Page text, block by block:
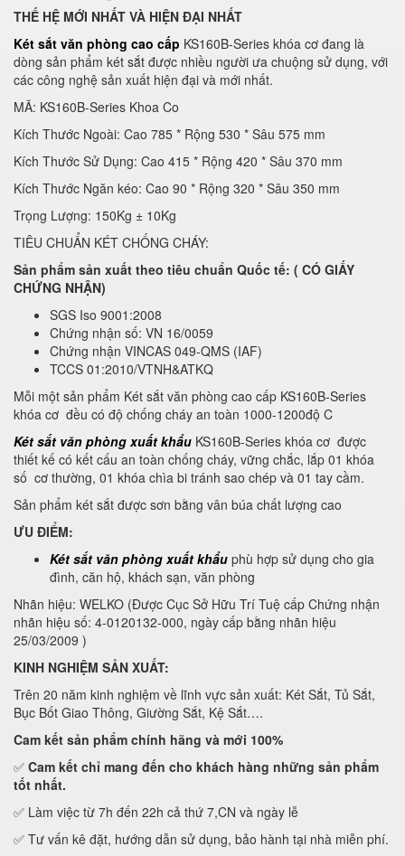
THẾ HỆ MỚI NHẤT VÀ HIỆN ĐẠI NHẤT
Két sắt văn phòng cao cấp KS160B-Series khóa cơ đang là
dòng sản phẩm két sắt được nhiều người ưa chuộng sử dụng, với
các công nghệ sản xuất hiện đại và mới nhất.
MÃ: KS160B-Series Khoa Co
Kích Thước Ngoài: Cao 785 * Rộng 530 * Sâu 575 mm
Kích Thước Sử Dụng: Cao 415 * Rộng 420 * Sâu 370 mm
Kích Thước Ngăn kéo: Cao 90 * Rộng 320 * Sâu 350 mm
Trọng Lượng: 150Kg ± 10Kg
TIÊU CHUẨN KÉT CHỐNG CHÁY:
Sản phẩm sản xuất theo tiêu chuẩn Quốc tế: ( CÓ GIẤY
CHỨNG NHẬN)
SGS Iso 9001:2008
Chứng nhận số: VN 16/0059
Chứng nhận VINCAS 049-QMS (IAF)
TCCS 01:2010/VTNH&ATKQ
Mỗi một sản phẩm Két sắt văn phòng cao cấp KS160B-Series
khóa cơ đều có độ chống cháy an toàn 1000-1200độ C
Két sắt văn phòng xuất khẩu KS160B-Series khóa cơ được
thiết kế có kết cấu an toàn chống cháy, vững chắc, lắp 01 khóa
số cơ thường, 01 khóa chìa bi tránh sao chép và 01 tay cầm.
Sản phẩm két sắt được sơn bằng vân búa chất lượng cao
ƯU ĐIỂM:
Két sắt văn phòng xuất khẩu phù hợp sử dụng cho gia
đình, căn hộ, khách sạn, văn phòng
Nhãn hiệu: WELKO (Được Cục Sở Hữu Trí Tuệ cấp Chứng nhận
nhãn hiệu số: 4-0120132-000, ngày cấp bằng nhãn hiệu
25/03/2009 )
KINH NGHIỆM SẢN XUẤT:
Trên 20 năm kinh nghiệm về lĩnh vực sản xuất: Két Sắt, Tủ Sắt,
Bục Bốt Giao Thông, Giường Sắt, Kệ Sắt….
Cam kết sản phẩm chính hãng và mới 100%
✅ Cam kết chỉ mang đến cho khách hàng những sản phẩm
tốt nhất.
✅ Làm việc từ 7h đến 22h cả thứ 7,CN và ngày lễ
✅ Tư vấn kê đặt, hướng dẫn sử dụng, bảo hành tại nhà miễn phí.